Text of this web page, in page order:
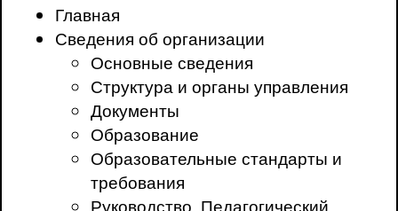
Главная
Сведения об организации
Основные сведения
Структура и органы управления
Документы
Образование
Образовательные стандарты и
требования
Руководство. Педагогический